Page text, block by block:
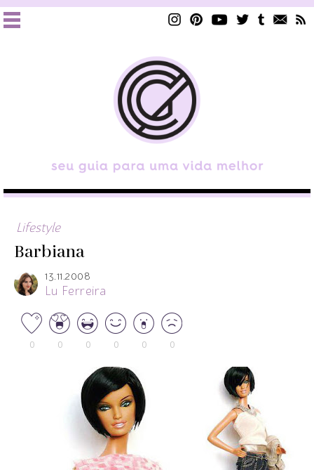
Lifestyle
Barbiana
13.11.2008
Lu Ferreira
0 0 0 0 0 0